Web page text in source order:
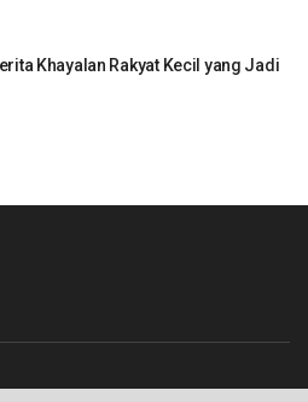
Khayalan Rakyat Kecil yang Jadi